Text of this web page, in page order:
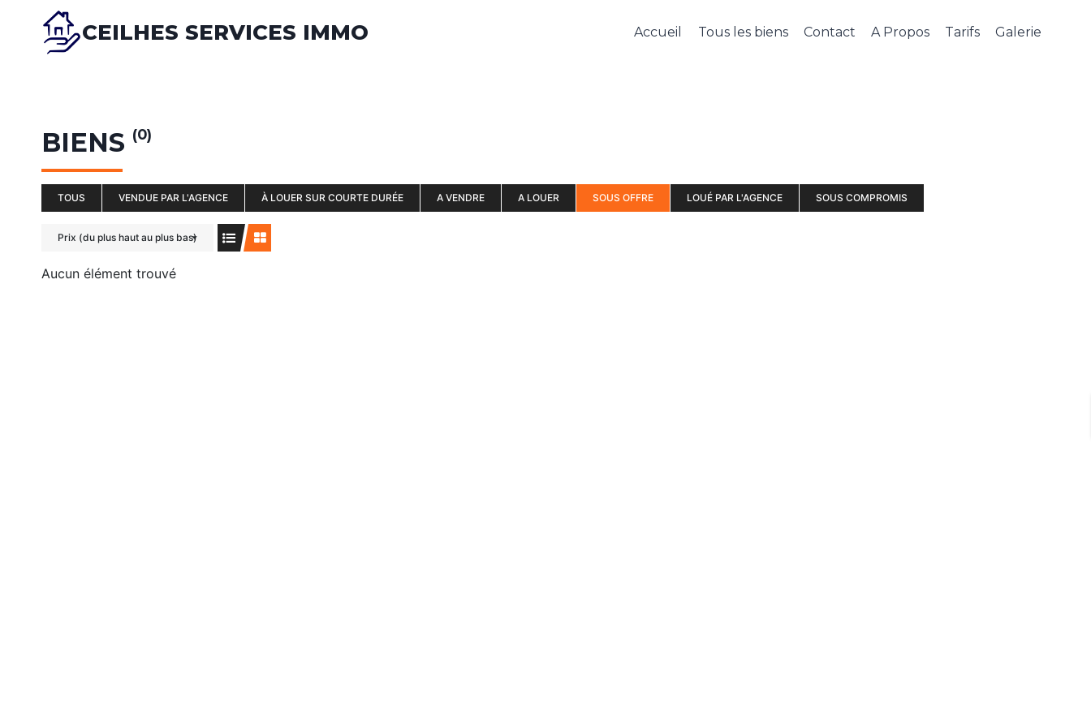
content
CEILHES SERVICES IMMO Accueil Tous les biens Contact A Propos Tarifs Galerie
BIENS (0)
TOUS VENDUE PAR L'AGENCE À LOUER SUR COURTE DURÉE A VENDRE A LOUER SOUS OFFRE LOUÉ PAR L'AGENCE SOUS COMPROMIS
Prix (du plus haut au plus bas)
Aucun élément trouvé